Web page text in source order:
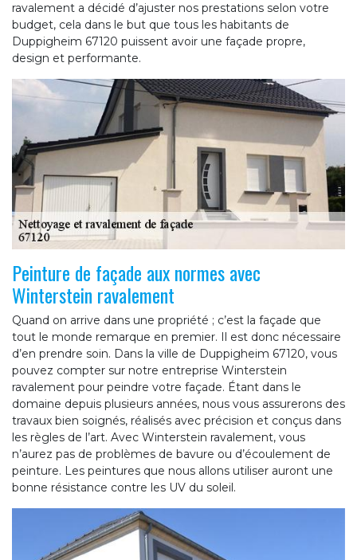
ravalement a décidé d’ajuster nos prestations selon votre
budget, cela dans le but que tous les habitants de
Duppigheim 67120 puissent avoir une façade propre,
design et performante.
Peinture de façade aux normes avec
Winterstein ravalement
Quand on arrive dans une propriété ; c’est la façade que
tout le monde remarque en premier. Il est donc nécessaire
d’en prendre soin. Dans la ville de Duppigheim 67120, vous
pouvez compter sur notre entreprise Winterstein
ravalement pour peindre votre façade. Étant dans le
domaine depuis plusieurs années, nous vous assurerons des
travaux bien soignés, réalisés avec précision et conçus dans
les règles de l’art. Avec Winterstein ravalement, vous
n’aurez pas de problèmes de bavure ou d’écoulement de
peinture. Les peintures que nous allons utiliser auront une
bonne résistance contre les UV du soleil.